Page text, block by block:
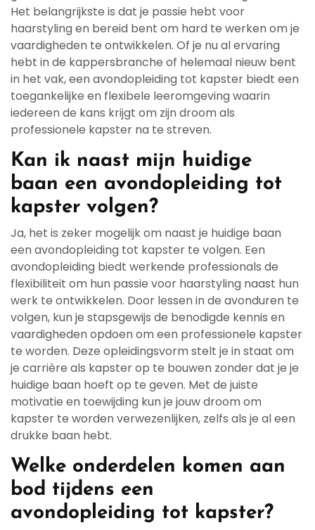
Het belangrijkste is dat je passie hebt voor
haarstyling en bereid bent om hard te werken om je
vaardigheden te ontwikkelen. Of je nu al ervaring
hebt in de kappersbranche of helemaal nieuw bent
in het vak, een avondopleiding tot kapster biedt een
toegankelijke en flexibele leeromgeving waarin
iedereen de kans krijgt om zijn droom als
professionele kapster na te streven.
Kan ik naast mijn huidige
baan een avondopleiding tot
kapster volgen?
Ja, het is zeker mogelijk om naast je huidige baan
een avondopleiding tot kapster te volgen. Een
avondopleiding biedt werkende professionals de
flexibiliteit om hun passie voor haarstyling naast hun
werk te ontwikkelen. Door lessen in de avonduren te
volgen, kun je stapsgewijs de benodigde kennis en
vaardigheden opdoen om een professionele kapster
te worden. Deze opleidingsvorm stelt je in staat om
je carrière als kapster op te bouwen zonder dat je je
huidige baan hoeft op te geven. Met de juiste
motivatie en toewijding kun je jouw droom om
kapster te worden verwezenlijken, zelfs als je al een
drukke baan hebt.
Welke onderdelen komen aan
bod tijdens een
avondopleiding tot kapster?